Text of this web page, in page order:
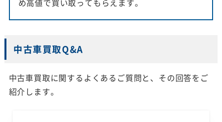
め高値で買い取ってもらえます。
中古車買取Q&A
中古車買取に関するよくあるご質問と、その回答をご
紹介します。